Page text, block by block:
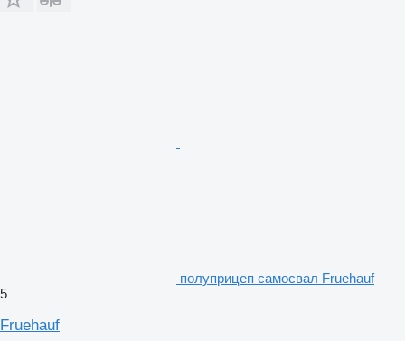
полуприцеп самосвал Fruehauf
5
Fruehauf